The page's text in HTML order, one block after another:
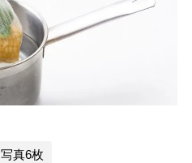
写真6枚